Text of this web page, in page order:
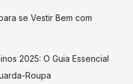
se Vestir Bem com
2025: O Guia Essencial
Roupa